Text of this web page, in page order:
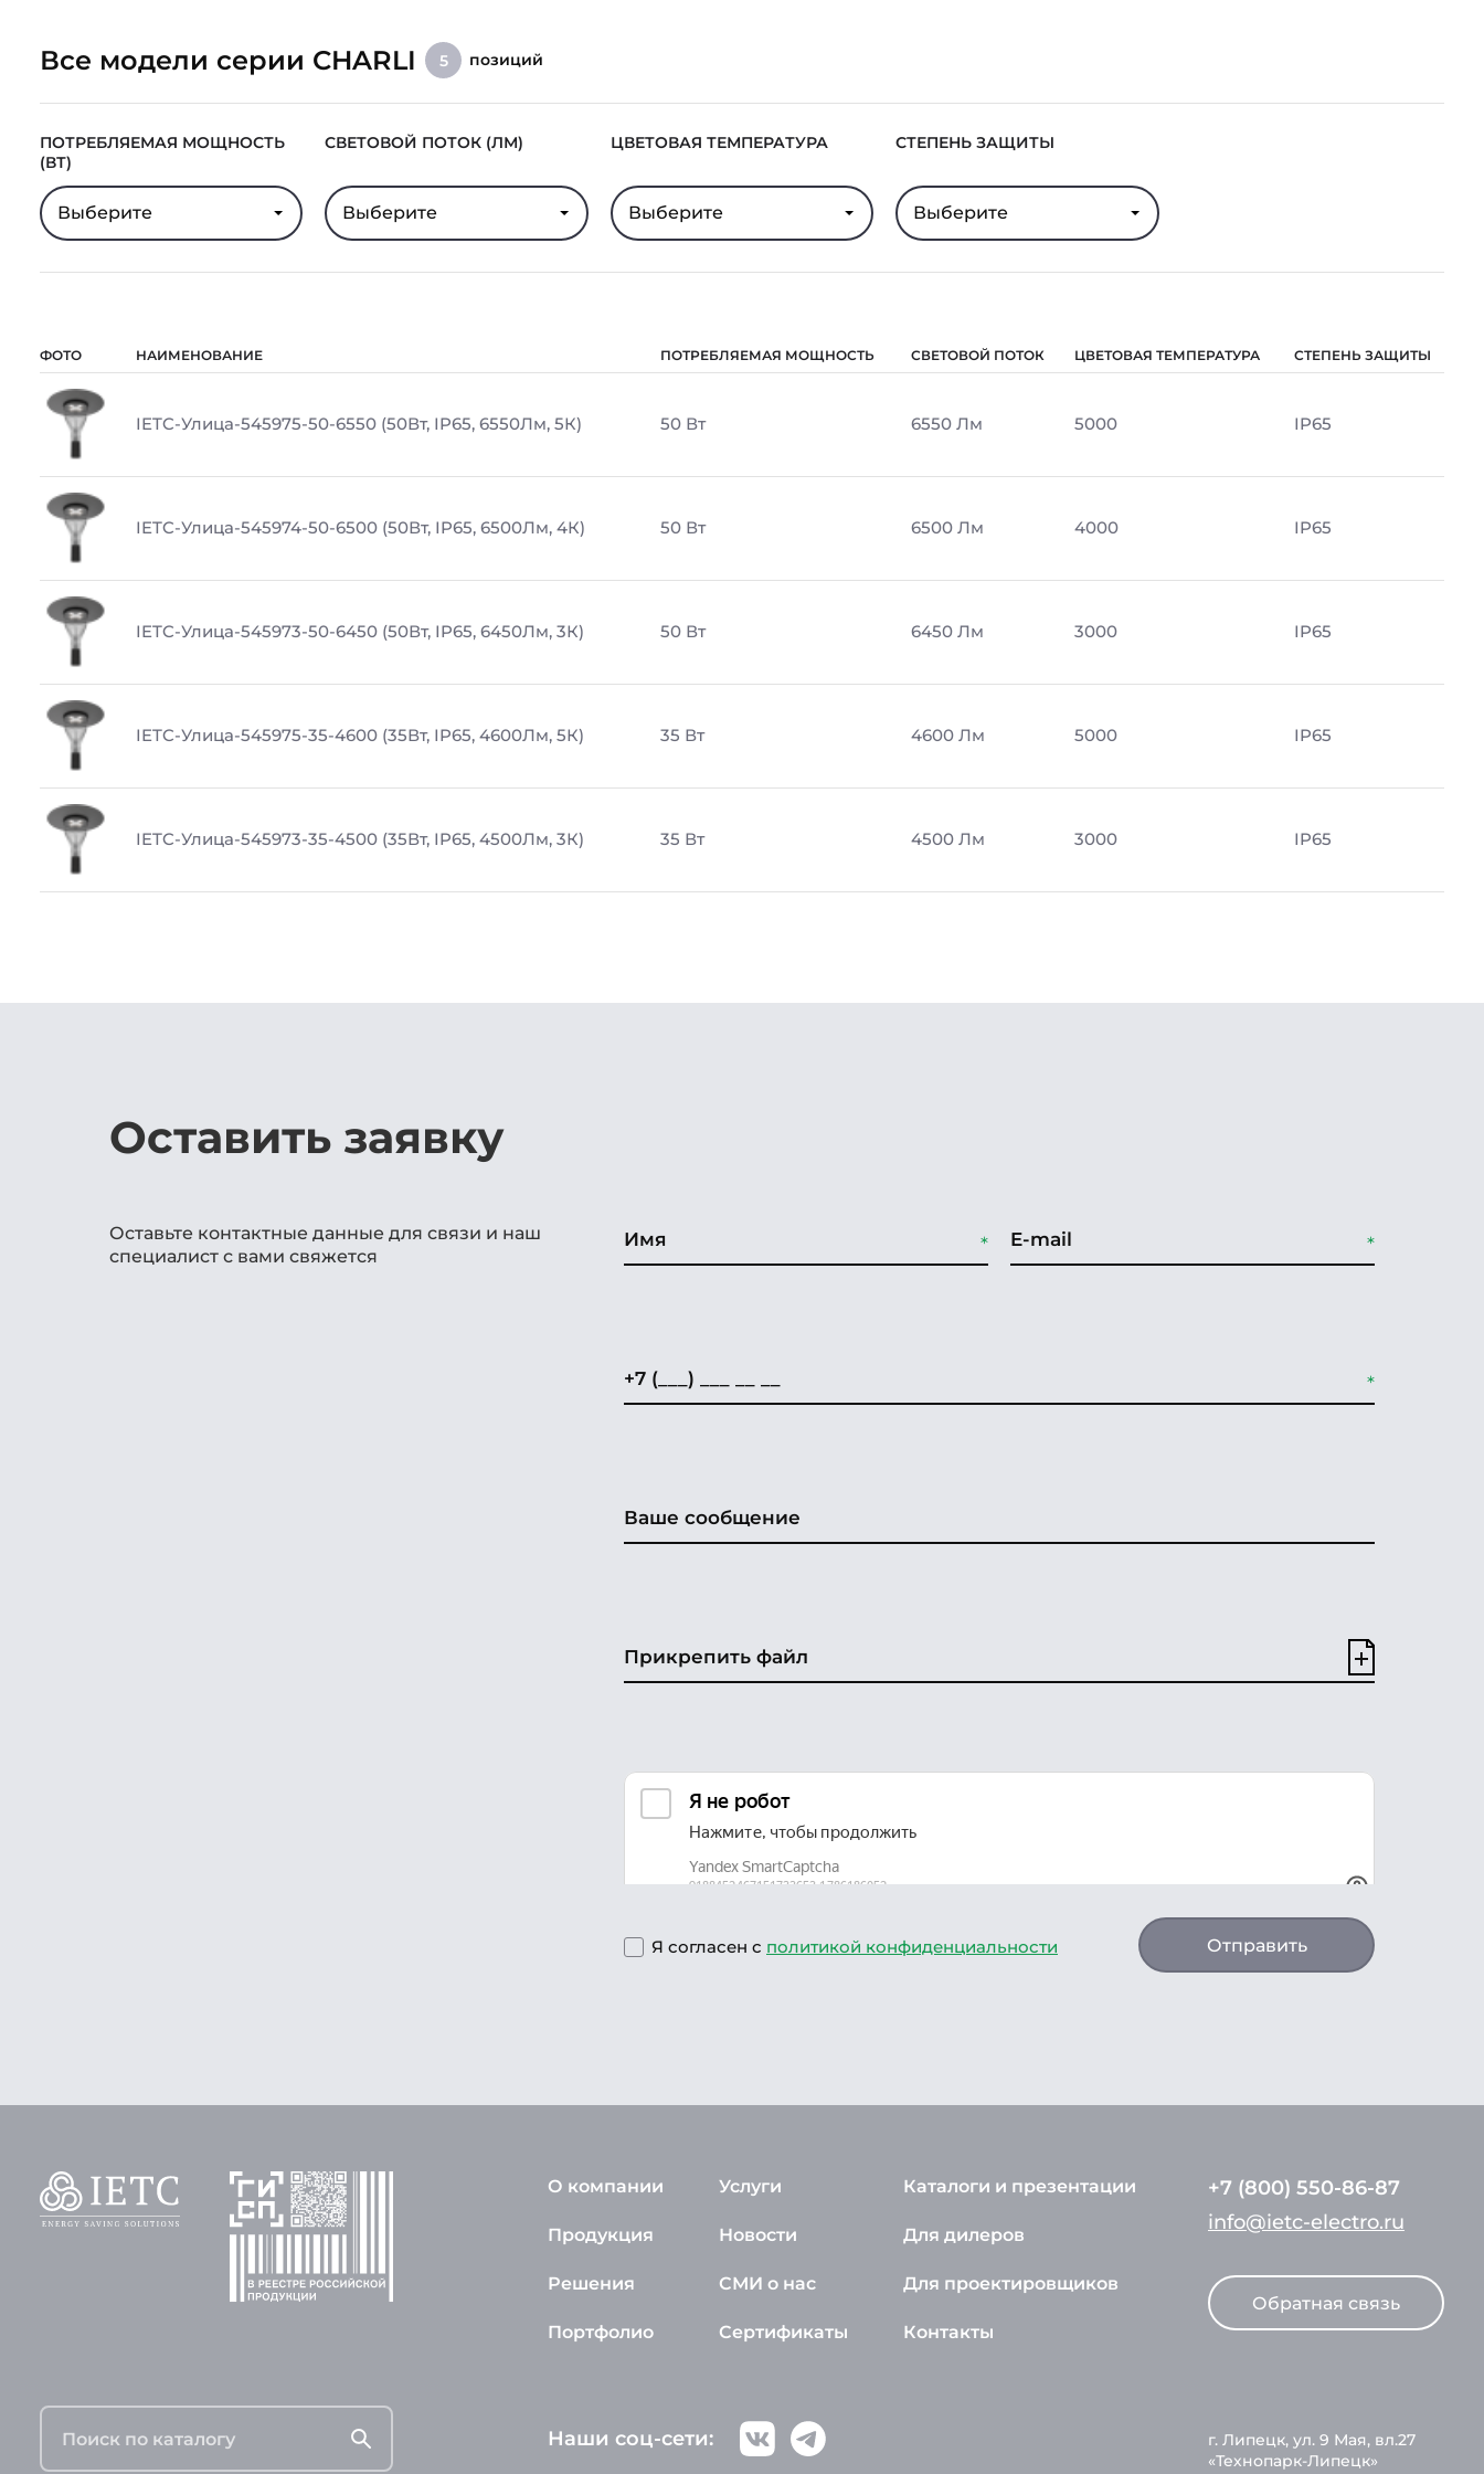
Все модели серии CHARLI 5 позиций
ПОТРЕБЛЯЕМАЯ МОЩНОСТЬ
(ВТ)
Выберите
СВЕТОВОЙ ПОТОК (ЛМ)
Выберите
ЦВЕТОВАЯ ТЕМПЕРАТУРА
Выберите
СТЕПЕНЬ ЗАЩИТЫ
Выберите
ФОТО НАИМЕНОВАНИЕ ПОТРЕБЛЯЕМАЯ МОЩНОСТЬ СВЕТОВОЙ ПОТОК ЦВЕТОВАЯ ТЕМПЕРАТУРА СТЕПЕНЬ ЗАЩИТЫ
IETC-Улица-545975-50-6550 (50Вт, IP65, 6550Лм, 5К) 50 Вт 6550 Лм 5000 IP65
IETC-Улица-545974-50-6500 (50Вт, IP65, 6500Лм, 4К) 50 Вт 6500 Лм 4000 IP65
IETC-Улица-545973-50-6450 (50Вт, IP65, 6450Лм, 3К) 50 Вт 6450 Лм 3000 IP65
IETC-Улица-545975-35-4600 (35Вт, IP65, 4600Лм, 5К) 35 Вт 4600 Лм 5000 IP65
IETC-Улица-545973-35-4500 (35Вт, IP65, 4500Лм, 3К) 35 Вт 4500 Лм 3000 IP65
Оставить заявку
Оставьте контактные данные для связи и наш
специалист с вами свяжется
Прикрепить файл
Я согласен с политикой конфиденциальности Отправить
Наши соц-сети:
О компании
Продукция
Решения
Портфолио
Услуги
Новости
СМИ о нас
Сертификаты
Каталоги и презентации
Для дилеров
Для проектировщиков
Контакты
+7 (800) 550-86-87
info@ietc-electro.ru
Обратная связь
г. Липецк, ул. 9 Мая, вл.27
«Технопарк-Липецк»